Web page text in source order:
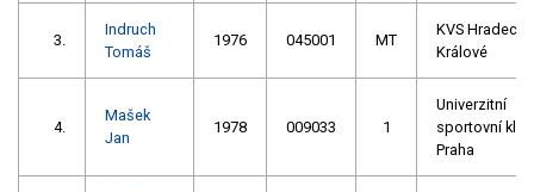
3.
Indruch
Tomáš
1976 045001 MT
KVS Hradec
Králové
4.
Mašek
Jan
1978 009033 1
Univerzitní
sportovní klub
Praha